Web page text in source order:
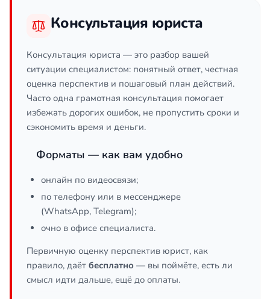
Консультация юриста
Консультация юриста — это разбор вашей
ситуации специалистом: понятный ответ, честная
оценка перспектив и пошаговый план действий.
Часто одна грамотная консультация помогает
избежать дорогих ошибок, не пропустить сроки и
сэкономить время и деньги.
Форматы — как вам удобно
онлайн по видеосвязи;
по телефону или в мессенджере
(WhatsApp, Telegram);
очно в офисе специалиста.
Первичную оценку перспектив юрист, как
правило, даёт бесплатно — вы поймёте, есть ли
смысл идти дальше, ещё до оплаты.